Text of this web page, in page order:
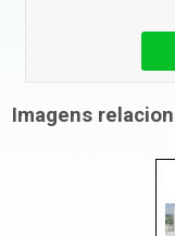
Imagens